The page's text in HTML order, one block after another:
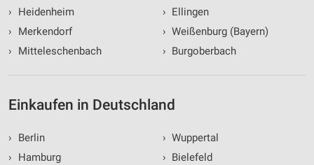
›
Heidenheim
›
Merkendorf
›
Mitteleschenbach
› Ellingen
› Weißenburg (Bayern)
› Burgoberbach
Einkaufen in Deutschland
›
Berlin
›
Hamburg
› Wuppertal
› Bielefeld